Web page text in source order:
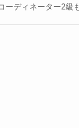
ーディネーター2級